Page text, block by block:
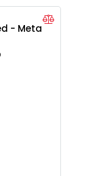
- Meta